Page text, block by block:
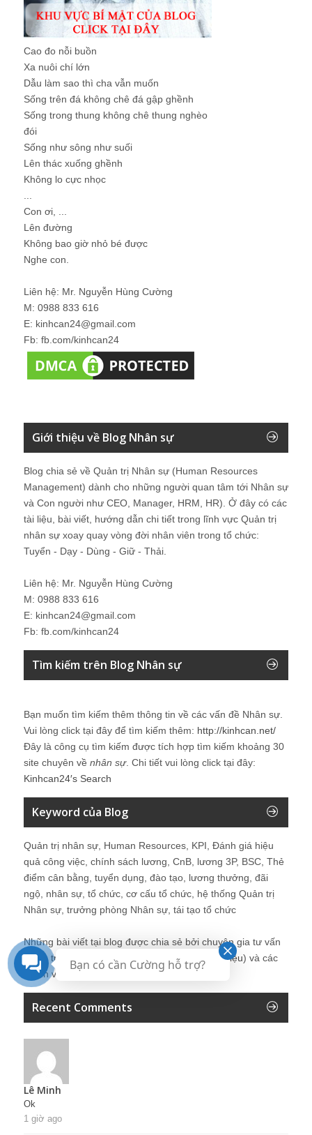
Cao đo nỗi buồn
Xa nuôi chí lớn
Dẫu làm sao thì cha vẫn muốn
Sống trên đá không chê đá gập ghềnh
Sống trong thung không chê thung nghèo
đói
Sống như sông như suối
Lên thác xuống ghềnh
Không lo cực nhọc
...
Con ơi, ...
Lên đường
Không bao giờ nhỏ bé được
Nghe con.
Liên hệ: Mr. Nguyễn Hùng Cường
M: 0988 833 616
E: kinhcan24@gmail.com
Fb: fb.com/kinhcan24
Giới thiệu về Blog Nhân sự
Blog chia sẻ về Quản trị Nhân sự (Human Resources
Management) dành cho những người quan tâm tới Nhân sự
và Con người như CEO, Manager, HRM, HR). Ở đây có các
tài liệu, bài viết, hướng dẫn chi tiết trong lĩnh vực Quản trị
nhân sự xoay quay vòng đời nhân viên trong tổ chức:
Tuyển - Dạy - Dùng - Giữ - Thải.
Liên hệ: Mr. Nguyễn Hùng Cường
M: 0988 833 616
E: kinhcan24@gmail.com
Fb: fb.com/kinhcan24
Tìm kiếm trên Blog Nhân sự
Bạn muốn tìm kiếm thêm thông tin về các vấn đề Nhân sự.
Vui lòng click tại đây để tìm kiếm thêm: http://kinhcan.net/
Đây là công cụ tìm kiếm được tích hợp tìm kiếm khoảng 30
site chuyên về nhân sự. Chi tiết vui lòng click tại đây:
Kinhcan24′s Search
Keyword của Blog
Quản trị nhân sự, Human Resources, KPI, Đánh giá hiệu
quả công việc, chính sách lương, CnB, lương 3P, BSC, Thẻ
điểm cân bằng, tuyển dụng, đào tạo, lương thưởng, đãi
ngộ, nhân sự, tổ chức, cơ cấu tổ chức, hệ thống Quản trị
Nhân sự, trưởng phòng Nhân sự, tái tạo tổ chức
Những bài viết tại blog được chia sẻ bởi chuyên gia tư vấn
Quản trị Nhân sự Nguyễn Hùng Cường (giới thiệu) và các
thành viên khác trong cộng đồng Nhân sự.
Recent Comments
Lê Minh
Ok
1 giờ ago
Bạn có cần Cường hỗ trợ?